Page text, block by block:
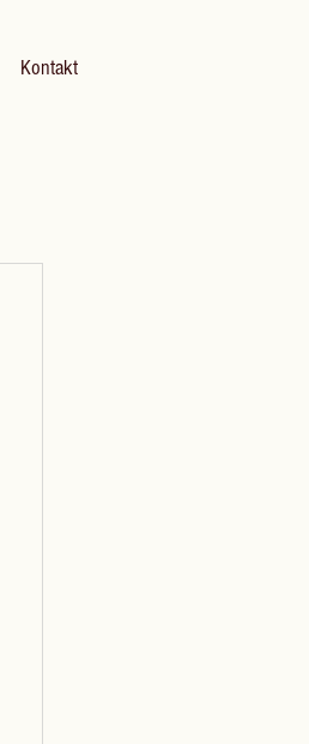
Kontakt